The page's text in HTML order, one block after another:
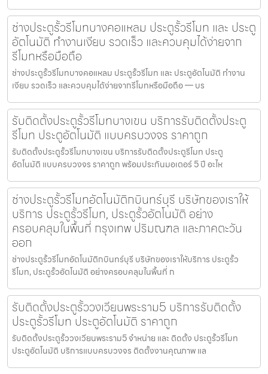
ช่างประตูรั้วรีโมทบางคอแหลม ประตูรั้วรีโมท และ ประตู
อัตโนมัติ ทำงานเงียบ รวดเร็ว และควบคุมได้ง่ายจาก
รีโมทหรือมือถือ
ช่างประตูรั้วรีโมทบางคอแหลม ประตูรั้วรีโมท และ ประตูอัตโนมัติ ทำงาน
เงียบ รวดเร็ว และควบคุมได้ง่ายจากรีโมทหรือมือถือ — บร
รับติดตั้งประตูรั้วรีโมทบางเขน บริการรับติดตั้งประตู
รีโมท ประตูอัตโนมัติ แบบครบวงจร ราคาถูก
รับติดตั้งประตูรั้วรีโมทบางเขน บริการรับติดตั้งประตูรีโมท ประตู
อัตโนมัติ แบบครบวงจร ราคาถูก พร้อมประกันมอเตอร์ 5 ปี อะไห
ช่างประตูรั้วรีโมทอัตโนมัติกบินทร์บุรี บริษัทของเราให้
บริการ ประตูรั้วรีโมท, ประตูรั้วอัตโนมัติ อย่าง
ครอบคลุมในพื้นที่ กรุงเทพ ปริมณฑล และภาคตะวัน
ออก
ช่างประตูรั้วรีโมทอัตโนมัติกบินทร์บุรี บริษัทของเราให้บริการ ประตูรั้ว
รีโมท, ประตูรั้วอัตโนมัติ อย่างครอบคลุมในพื้นที่ ก
รับติดตั้งประตูรั้ววงเวียนพระราม5 บริการรับติดตั้ง
ประตูรั้วรีโมท ประตูอัตโนมัติ ราคาถูก
รับติดตั้งประตูรั้ววงเวียนพระราม5 จำหน่าย และ ติดตั้ง ประตูรั้วรีโมท
ประตูอัตโนมัติ บริการแบบครบวงจร ติดตั้งงานคุณภาพ แล